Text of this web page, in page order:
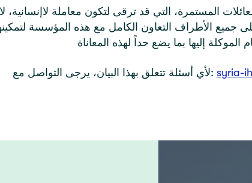
المستمرة، التي قد ترقى لتكون معاملة لاإنسانية،
جميع الأطراف التعاون الكامل مع هذه المؤسسة
لأي أسئلة تتعلق بهذا البيان، يرجى التواصل مع: syria-